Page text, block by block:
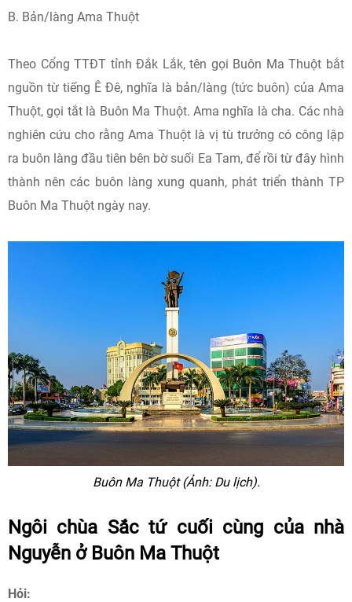
B. Bản/làng Ama Thuột
Theo Cổng TTĐT tỉnh Đắk Lắk, tên gọi Buôn Ma Thuột bắt
nguồn từ tiếng Ê Đê, nghĩa là bản/làng (tức buôn) của Ama
Thuột, gọi tắt là Buôn Ma Thuột. Ama nghĩa là cha. Các nhà
nghiên cứu cho rằng Ama Thuột là vị tù trưởng có công lập
ra buôn làng đầu tiên bên bờ suối Ea Tam, để rồi từ đây hình
thành nên các buôn làng xung quanh, phát triển thành TP
Buôn Ma Thuột ngày nay.
Buôn Ma Thuột (Ảnh: Du lịch).
Ngôi chùa Sắc tứ cuối cùng của nhà
Nguyễn ở Buôn Ma Thuột
Hỏi: